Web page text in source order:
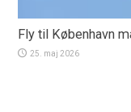
Fly til København
25. maj 2026